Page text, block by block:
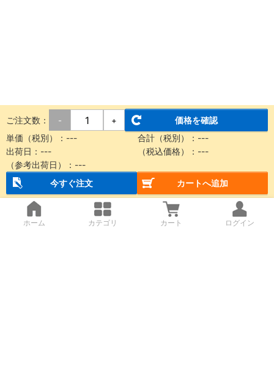
ご注文数： - +
価格を確認
単価（税別）： --- 合計（税別）： ---
出荷日： --- （税込価格）： ---
（参考出荷日）： ---
今すぐ注文
カートへ追加
ホーム カテゴリ カート ログイン